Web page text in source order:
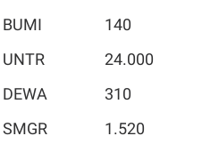
BUMI
140
UNTR
24.000
DEWA
310
SMGR
1.520